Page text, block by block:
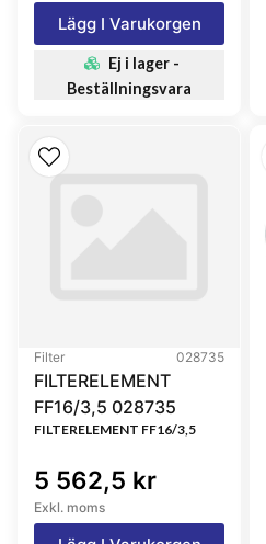
Lägg I Varukorgen
Ej i lager -
Beställningsvara
Filter 028735
FILTERELEMENT
FF16/3,5 028735
FILTERELEMENT FF16/3,5
5 562,5 kr
Exkl. moms